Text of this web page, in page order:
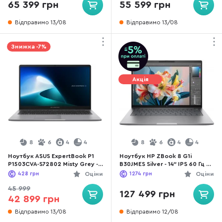
65 399 грн
Відправимо 13/08
55 599 грн
Відправимо 13/08
Знижка -7%
8 6 4 4
Ноутбук ASUS ExpertBook P1
P1503CVA-S72802 Misty Grey -
15.6" IPS 60 Гц / Intel Core 3 /
100U / DDR5 16 ГБ / PCI-E SSD
512 ГБ / Intel Graphics
Оціни
428 грн
45 999
42 899 грн
Відправимо 13/08
Акція
8 6 4 4
Ноутбук HP ZBook 8 G1i
B30JMES Silver - 14" IPS 60 Гц /
Intel Core Ultra 9 / 285H /
DDR5 32 ГБ / PCI-E SSD 1 ТБ /
Оціни
1274 грн
127 499 грн
Відправимо 12/08